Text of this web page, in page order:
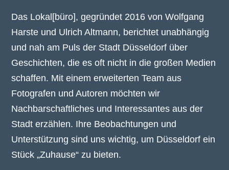
Das Lokal[büro], gegründet 2016 von Wolfgang
Harste und Ulrich Altmann, berichtet unabhängig
und nah am Puls der Stadt Düsseldorf über
Geschichten, die es oft nicht in die großen Medien
schaffen. Mit einem erweiterten Team aus
Fotografen und Autoren möchten wir
Nachbarschaftliches und Interessantes aus der
Stadt erzählen. Ihre Beobachtungen und
Unterstützung sind uns wichtig, um Düsseldorf ein
Stück „Zuhause“ zu bieten.